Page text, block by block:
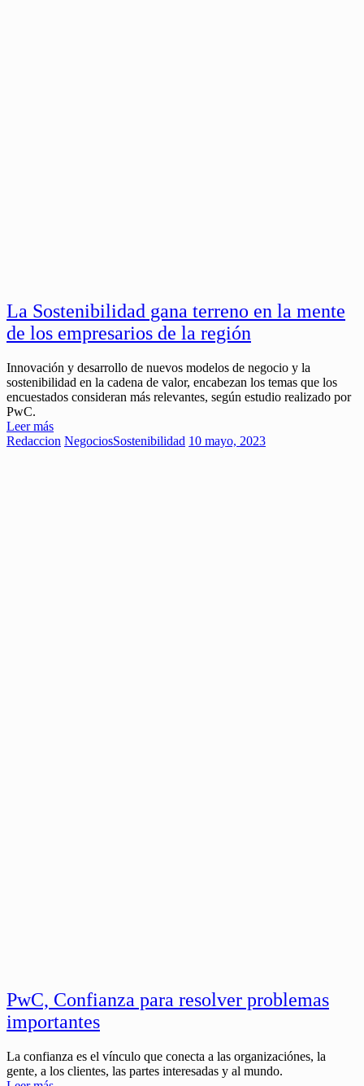
La Sostenibilidad gana terreno en la mente
de los empresarios de la región
Innovación y desarrollo de nuevos modelos de negocio y la
sostenibilidad en la cadena de valor, encabezan los temas que los
encuestados consideran más relevantes, según estudio realizado por
PwC.
Leer más
Redaccion NegociosSostenibilidad 10 mayo, 2023
PwC, Confianza para resolver problemas
importantes
La confianza es el vínculo que conecta a las organizaciónes, la
gente, a los clientes, las partes interesadas y al mundo.